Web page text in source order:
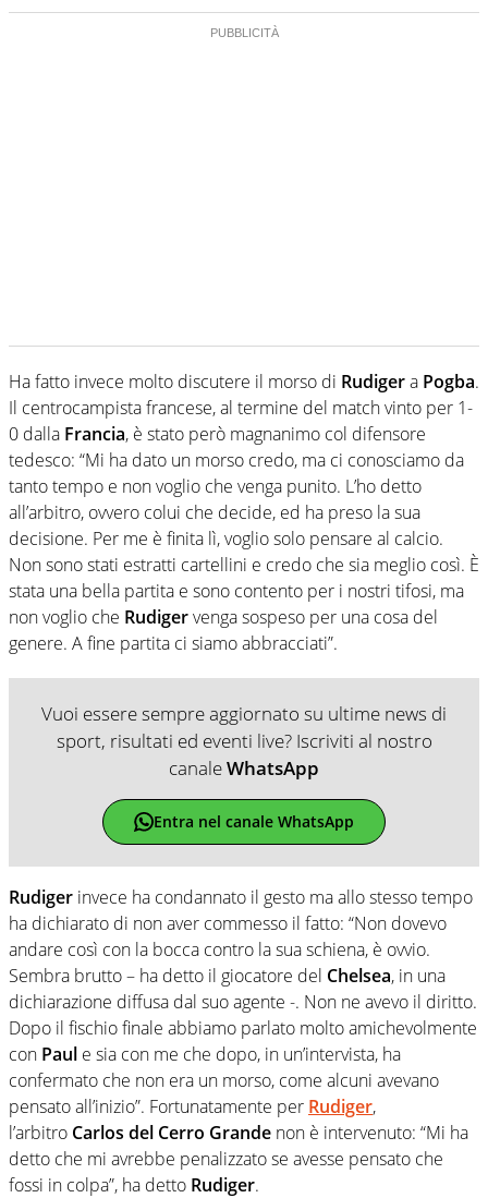
Ha fatto invece molto discutere il morso di Rudigera Pogba.
Il centrocampista francese, al termine del match vinto per 1-
0 dalla Francia, è stato però magnanimo col difensore
tedesco: “Mi ha dato un morso credo, ma ci conosciamo da
tanto tempo e non voglio che venga punito. L’ho detto
all’arbitro, ovvero colui che decide, ed ha preso la sua
decisione. Per me è finita lì, voglio solo pensare al calcio.
Non sono stati estratti cartellini e credo che sia meglio così. È
stata una bella partita e sono contento per i nostri tifosi, ma
non voglio che Rudigervenga sospeso per una cosa del
genere. A fine partita ci siamo abbracciati”.
Vuoi essere sempre aggiornato su ultime news di
sport, risultati ed eventi live? Iscriviti al nostro
canaleWhatsApp
Entra nel canale WhatsApp
Rudiger invece ha condannato il gesto ma allo stesso tempo
ha dichiarato di non aver commesso il fatto: “Non dovevo
andare così con la bocca contro la sua schiena, è ovvio.
Sembra brutto – ha detto il giocatore del Chelsea, in una
dichiarazione diffusa dal suo agente -. Non ne avevo il diritto.
Dopo il fischio finale abbiamo parlato molto amichevolmente
con Paul e sia con me che dopo, in un’intervista, ha
confermato che non era un morso, come alcuni avevano
pensato all’inizio”. Fortunatamente per Rudiger,
l’arbitro Carlos del Cerro Grande non è intervenuto: “Mi ha
detto che mi avrebbe penalizzato se avesse pensato che
fossi in colpa”, ha detto Rudiger.